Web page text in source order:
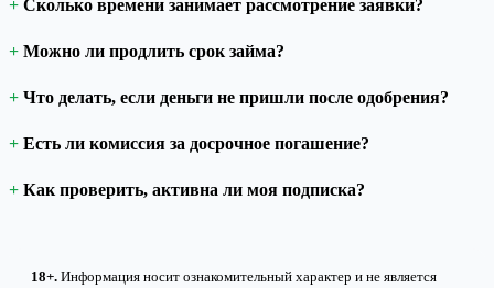
Сколько времени занимает рассмотрение заявки?
Можно ли продлить срок займа?
Что делать, если деньги не пришли после одобрения?
Есть ли комиссия за досрочное погашение?
Как проверить, активна ли моя подписка?
18+. Информация носит ознакомительный характер и не является